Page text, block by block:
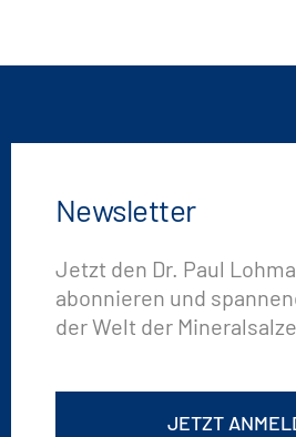
Newsletter
Jetzt den Dr. Paul
abonnieren und
der Welt der
JETZT